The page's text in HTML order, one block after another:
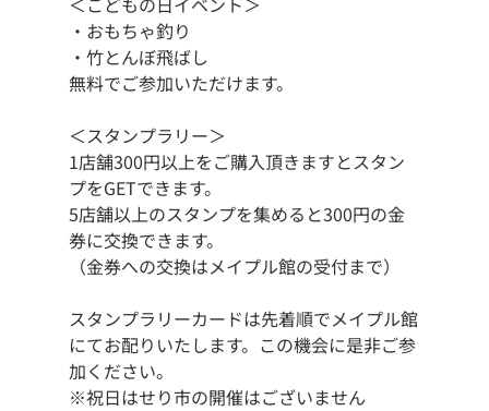
・おもちゃ釣り
・竹とんぼ飛ばし
無料でご参加いただけます。
＜スタンプラリー＞
1店舗300円以上をご購入頂きますとスタン
プをGETできます。
5店舗以上のスタンプを集めると300円の金
券に交換できます。
（金券への交換はメイプル館の受付まで）
スタンプラリーカードは先着順でメイプル館
にてお配りいたします。この機会に是非ご参
加ください。
※祝日はせり市の開催はございません